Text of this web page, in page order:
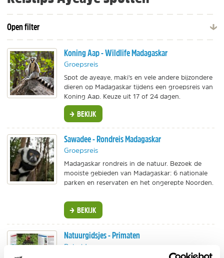
Open filter
Koning Aap - Wildlife Madagaskar
Groepsreis
Spot de ayeaye, maki's en vele andere bijzondere
dieren op Madagaskar tijdens een groepsreis van
Koning Aap. Keuze uit 17 of 24 dagen.
BEKIJK
Sawadee - Rondreis Madagaskar
Groepsreis
Madagaskar rondreis in de natuur. Bezoek de
mooiste gebieden van Madagaskar: 6 nationale
parken en reservaten en het ongerepte Noorden.
BEKIJK
Natuurgidsjes - Primaten
Reisgidsen